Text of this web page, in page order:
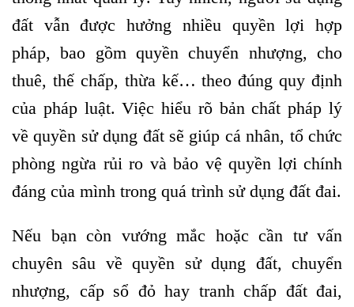
đất vẫn được hưởng nhiều quyền lợi hợp
pháp, bao gồm quyền chuyển nhượng, cho
thuê, thế chấp, thừa kế… theo đúng quy định
của pháp luật. Việc hiểu rõ bản chất pháp lý
về quyền sử dụng đất sẽ giúp cá nhân, tổ chức
phòng ngừa rủi ro và bảo vệ quyền lợi chính
đáng của mình trong quá trình sử dụng đất đai.
Nếu bạn còn vướng mắc hoặc cần tư vấn
chuyên sâu về quyền sử dụng đất, chuyển
nhượng, cấp sổ đỏ hay tranh chấp đất đai,